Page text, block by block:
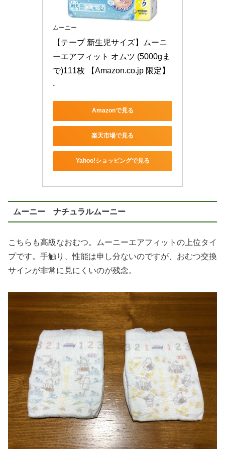
ムーニー
【テープ 新生児サイズ】ムーニ
ーエアフィット オムツ (5000gま
で)111枚 【Amazon.co.jp 限定】
-
Amazonで見る
楽天市場で見る
Yahoo!ショッピングで見る
ムーニー ナチュラルムーニー
こちらも高級なおむつ。ムーニーエアフィットの上位タイ
プです。手触り、性能は申し分ないのですが、おむつ交換
サインが非常に見にくいのが残念。